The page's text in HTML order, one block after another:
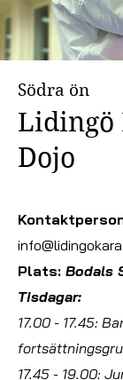
Södra ön
Lidingö
Dojo
Plats: Bodals
Tisdagar:
17.00 - 17.45:
17.45 - 19.00: